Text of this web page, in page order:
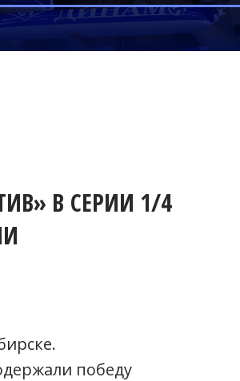
В СЕРИИ 1/4
победу